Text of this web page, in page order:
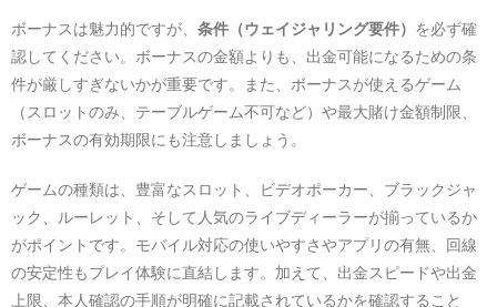
ボーナスは魅力的ですが、 条件（ウェイジャリング要件） を必ず確
認してください。ボーナスの金額よりも、出金可能になるための条
件が厳しすぎないかが重要です。また、ボーナスが使えるゲーム
（スロットのみ、テーブルゲーム不可など）や最大賭け金額制限、
ボーナスの有効期限にも注意しましょう。
ゲームの種類は、豊富なスロット、ビデオポーカー、ブラックジャ
ック、ルーレット、そして人気のライブディーラーが揃っているか
がポイントです。モバイル対応の使いやすさやアプリの有無、回線
の安定性もプレイ体験に直結します。加えて、出金スピードや出金
上限、本人確認の手順が明確に記載されているかを確認すること